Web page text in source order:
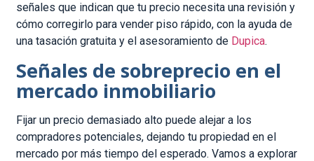
señales que indican que tu precio necesita una revisión y
cómo corregirlo para vender piso rápido, con la ayuda de
una tasación gratuita y el asesoramiento de Dupica.
Señales de sobreprecio en el
mercado inmobiliario
Fijar un precio demasiado alto puede alejar a los
compradores potenciales, dejando tu propiedad en el
mercado por más tiempo del esperado. Vamos a explorar